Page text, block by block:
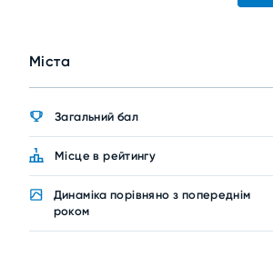
Міста
Загальний бал
Місце в рейтингу
Динаміка порівняно з попереднім
роком